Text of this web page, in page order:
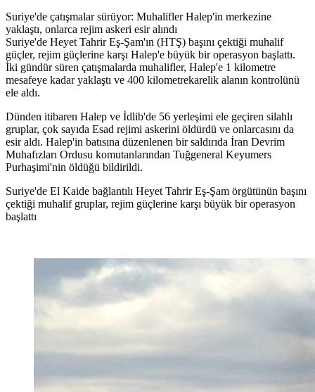
Suriye'de çatışmalar sürüyor: Muhalifler Halep'in merkezine
yaklaştı, onlarca rejim askeri esir alındı
Suriye'de Heyet Tahrir Eş-Şam'ın (HTŞ) başını çektiği muhalif
güçler, rejim güçlerine karşı Halep'e büyük bir operasyon başlattı.
İki gündür süren çatışmalarda muhalifler, Halep'e 1 kilometre
mesafeye kadar yaklaştı ve 400 kilometrekarelik alanın kontrolünü
ele aldı.
Dünden itibaren Halep ve İdlib'de 56 yerleşimi ele geçiren silahlı
gruplar, çok sayıda Esad rejimi askerini öldürdü ve onlarcasını da
esir aldı. Halep'in batısına düzenlenen bir saldırıda İran Devrim
Muhafızları Ordusu komutanlarından Tuğgeneral Keyumers
Purhaşimi'nin öldüğü bildirildi.
Suriye'de El Kaide bağlantılı Heyet Tahrir Eş-Şam örgütünün başını
çektiği muhalif gruplar, rejim güçlerine karşı büyük bir operasyon
başlattı